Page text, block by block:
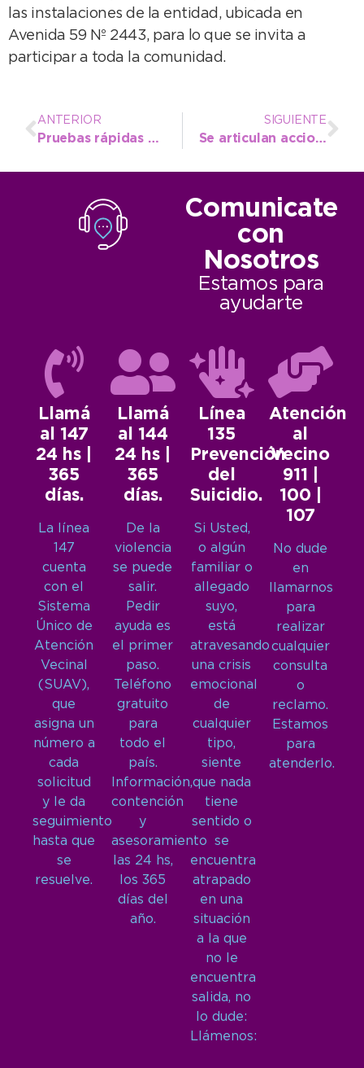
las instalaciones de la entidad, ubicada en
Avenida 59 Nº 2443, para lo que se invita a
participar a toda la comunidad.
ANTERIOR
Pruebas rápidas de sífilis y VIH en la Plaza Hipólito Yrigoyen
SIGUIENTE
Se articulan acciones conjuntas con autoridades educativas para brindar mayor seguridad en escuelas
Comunicate
con
Nosotros
Estamos para
ayudarte
Llamá
al 147
24 hs |
365
días.
La línea
147
cuenta
con el
Sistema
Único de
Atención
Vecinal
(SUAV),
que
asigna un
número a
cada
solicitud
y le da
seguimiento
hasta que
se
resuelve.
Llamá
al 144
24 hs |
365
días.
De la
violencia
se puede
salir.
Pedir
ayuda es
el primer
paso.
Teléfono
gratuito
para
todo el
país.
Información,
contención
y
asesoramiento
las 24 hs,
los 365
días del
año.
Línea
135
Prevención
del
Suicidio.
Si Usted,
o algún
familiar o
allegado
suyo,
está
atravesando
una crisis
emocional
de
cualquier
tipo,
siente
que nada
tiene
sentido o
se
encuentra
atrapado
en una
situación
a la que
no le
encuentra
salida, no
lo dude:
Llámenos:
Atención
al
Vecino
911 |
100 |
107
No dude
en
llamarnos
para
realizar
cualquier
consulta
o
reclamo.
Estamos
para
atenderlo.